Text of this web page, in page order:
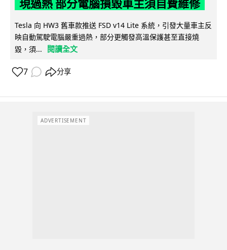
現過熱 部分電腦損毀車主須自費維修
Tesla 向 HW3 舊車款推送 FSD v14 Lite 系統，引發大量車主反
映自動駕駛電腦嚴重過熱，部分更觸發高溫保護甚至直接燒
毀，須...
閱讀全文
7 分享
ADVERTISEMENT